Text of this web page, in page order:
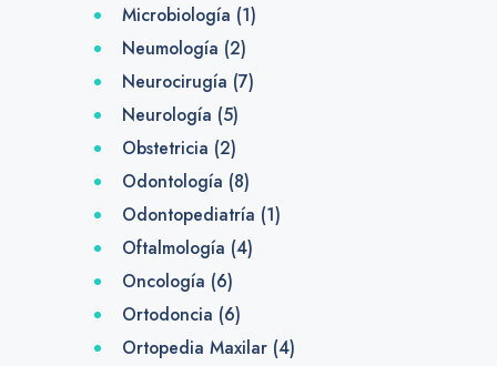
Microbiología (1)
Neumología (2)
Neurocirugía (7)
Neurología (5)
Obstetricia (2)
Odontología (8)
Odontopediatría (1)
Oftalmología (4)
Oncología (6)
Ortodoncia (6)
Ortopedia Maxilar(4)